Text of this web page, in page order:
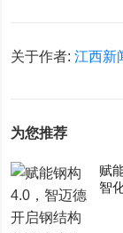
关于作者:江西新
为您推荐
赋
智